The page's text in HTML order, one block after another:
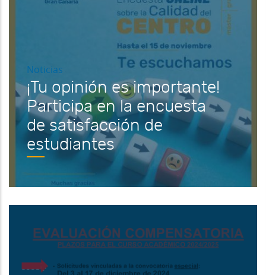
Noticias
¡Tu opinión es importante!
Participa en la encuesta
de satisfacción de
estudiantes